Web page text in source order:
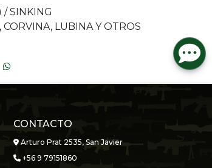
/ SINKING
LUBINA Y OTROS
CONTACTO
Arturo Prat 2535, San Javier
+56 9 79151860